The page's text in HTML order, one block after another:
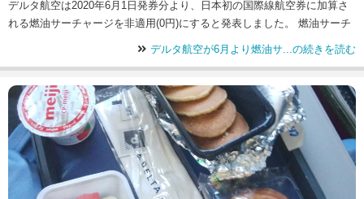
デルタ航空は2020年6月1日発券分より、日本初の国際線航空券に加算さ
れる燃油サーチャージを非適用(0円)にすると発表しました。 燃油サーチ
デルタ航空が6月より燃油サ...の続きを読む